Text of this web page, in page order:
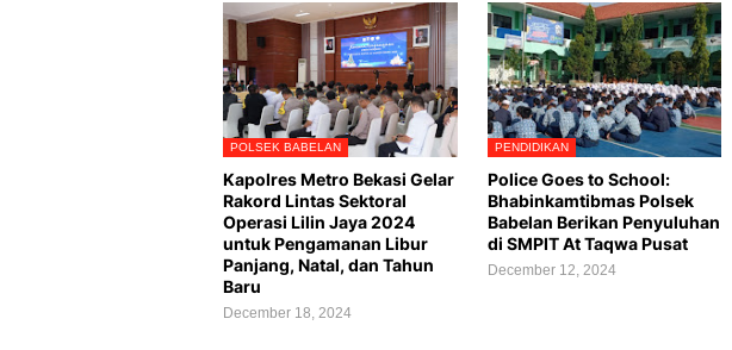
POLSEK BABELAN
Kapolres Metro Bekasi Gelar
Rakord Lintas Sektoral
Operasi Lilin Jaya 2024
untuk Pengamanan Libur
Panjang, Natal, dan Tahun
Baru
December 18, 2024
PENDIDIKAN
Police Goes to School:
Bhabinkamtibmas Polsek
Babelan Berikan Penyuluhan
di SMPIT At Taqwa Pusat
December 12, 2024